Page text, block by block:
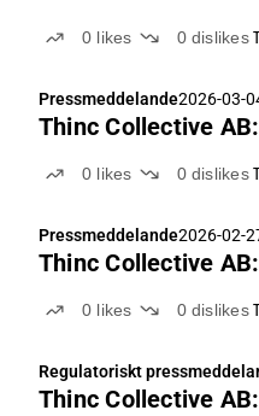
0 likes 0 dislikes
Pressmeddelande2026-03-
Thinc Collective
0 likes 0 dislikes
Pressmeddelande2026-02-
Thinc Collective
0 likes 0 dislikes
Regulatoriskt
Thinc Collective